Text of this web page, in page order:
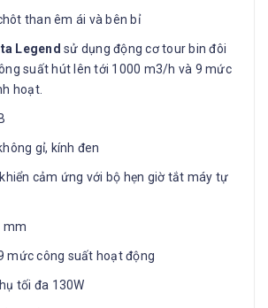
than êm ái và bên bỉ
Legend sử dụng động cơ tour bin đôi
suất hút lên tới 1000 m3/h và 9 mức
hoạt.
gỉ, kính đen
cảm ứng với bộ hẹn giờ tắt máy tự
mm
mức công suất hoạt động
tối đa 130W